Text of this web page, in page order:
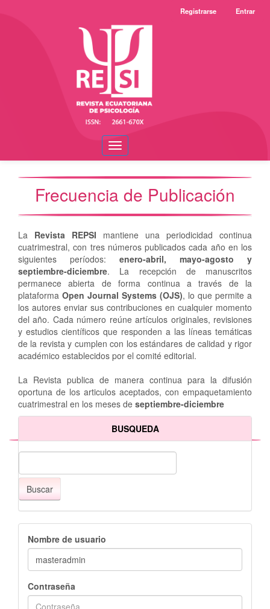
Registrarse Entrar
Toggle
navigation
Frecuencia de Publicación
La Revista REPSI mantiene una periodicidad continua
cuatrimestral, con tres números publicados cada año en los
siguientes períodos: enero-abril, mayo-agosto y
septiembre-diciembre. La recepción de manuscritos
permanece abierta de forma continua a través de la
plataforma Open Journal Systems (OJS), lo que permite a
los autores enviar sus contribuciones en cualquier momento
del año. Cada número reúne artículos originales, revisiones
y estudios científicos que responden a las líneas temáticas
de la revista y cumplen con los estándares de calidad y rigor
académico establecidos por el comité editorial.
La Revista publica de manera continua para la difusión
oportuna de los articulos aceptados, con empaquetamiento
cuatrimestral en los meses de septiembre-diciembre
BUSQUEDA
Buscar
Nombre de usuario
Contraseña